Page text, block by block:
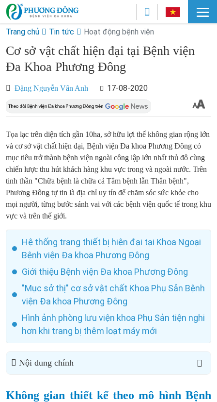
Trang chủ Tin tức Hoạt động bệnh viện
Cơ sở vật chất hiện đại tại Bệnh viện
Đa Khoa Phương Đông
Đặng Nguyễn Vân Anh 17-08-2020
Tọa lạc trên diện tích gần 10ha, sở hữu lợi thế không gian rộng lớn
và cơ sở vật chất hiện đại, Bệnh viện Đa khoa Phương Đông có
mục tiêu trở thành bệnh viện ngoài công lập lớn nhất thủ đô cùng
chiến lược thu hút khách hàng khu vực trong và ngoài nước. Trên
tinh thần "Chữa bệnh là chữa cả Tâm bệnh lẫn Thân bệnh",
Phương Đông tự tin là địa chỉ uy tín để chăm sóc sức khỏe cho
mọi người, từng bước sánh vai với các bệnh viện quốc tế trong khu
vực và trên thế giới.
Hệ thống trang thiết bị hiện đại tại Khoa Ngoại
Bệnh viện Đa khoa Phương Đông
Giới thiệu Bệnh viện Đa khoa Phương Đông
"Mục sở thị" cơ sở vật chất Khoa Phụ Sản Bệnh
viện Đa khoa Phương Đông
Hình ảnh phòng lưu viện khoa Phụ Sản tiện nghi
hơn khi trang bị thêm loạt máy mới
Nội dung chính
Không gian thiết kế theo mô hình Bệnh